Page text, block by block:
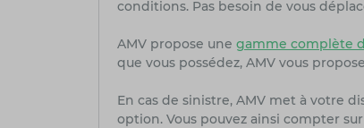
conditions. Pas besoin de vous
AMV propose une gamme complète
que vous possédez, AMV vous
En cas de sinistre, AMV met à votre
option. Vous pouvez ainsi compter